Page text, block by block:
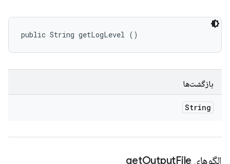
public String getLogLevel ()
بازگشت‌ها
String
الگوهای get OutputFile